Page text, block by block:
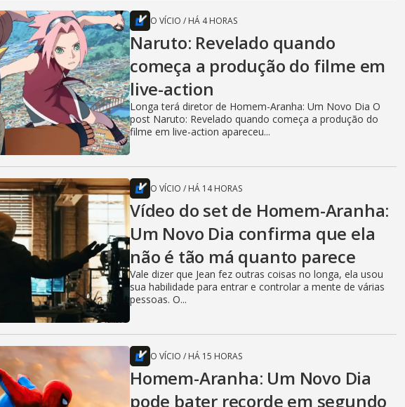
O VÍCIO / HÁ 4 HORAS
Naruto: Revelado quando
começa a produção do filme em
live-action
Longa terá diretor de Homem-Aranha: Um Novo Dia O
post Naruto: Revelado quando começa a produção do
filme em live-action apareceu...
O VÍCIO / HÁ 14 HORAS
Vídeo do set de Homem-Aranha:
Um Novo Dia confirma que ela
não é tão má quanto parece
Vale dizer que Jean fez outras coisas no longa, ela usou
sua habilidade para entrar e controlar a mente de várias
pessoas. O...
O VÍCIO / HÁ 15 HORAS
Homem-Aranha: Um Novo Dia
pode bater recorde em segundo